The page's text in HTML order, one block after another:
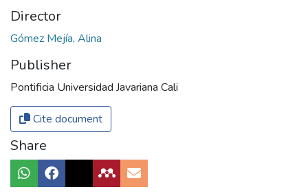
Director
Gómez Mejía, Alina
Publisher
Pontificia Universidad Javariana Cali
Cite document
Share